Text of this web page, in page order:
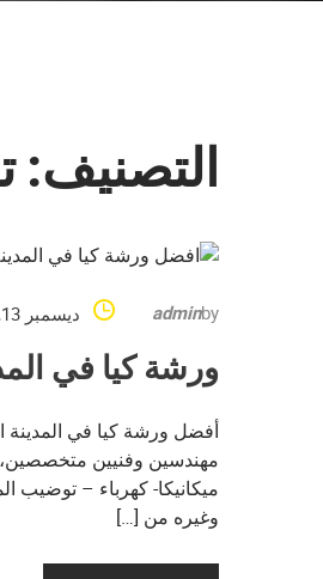
التصنيف:
by
admin ديسمبر 13, 2020
ورشة كيا في
أفضل ورشة كيا في المدينة
مهندسين وفنيين
ميكانيكا- كهرباء – توضيب
وغيره من […]